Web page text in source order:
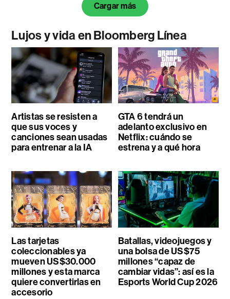
Cargar más
Lujos y vida en Bloomberg Línea
Artistas se resisten a
que sus voces y
canciones sean usadas
para entrenar a la IA
GTA 6 tendrá un
adelanto exclusivo en
Netflix: cuándo se
estrena y a qué hora
Las tarjetas
coleccionables ya
mueven US$30.000
millones y esta marca
quiere convertirlas en
accesorio
Batallas, videojuegos y
una bolsa de US$75
millones “capaz de
cambiar vidas”: así es la
Esports World Cup 2026